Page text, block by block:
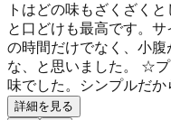
トはどの味もざくざく
と口どけも最高です。
の時間だけでなく、小
な、と思いました。 ☆
味でした。シンプルだか
詳細を見る